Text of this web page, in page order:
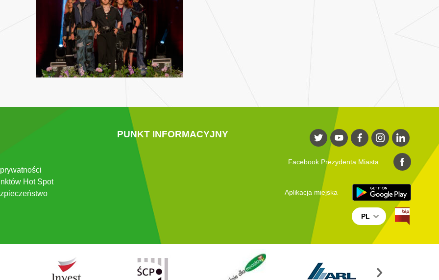
Hot Spot
PUNKT INFORMACYJNY
Facebook Prezydenta Miasta
Aplikacja miejska
PL